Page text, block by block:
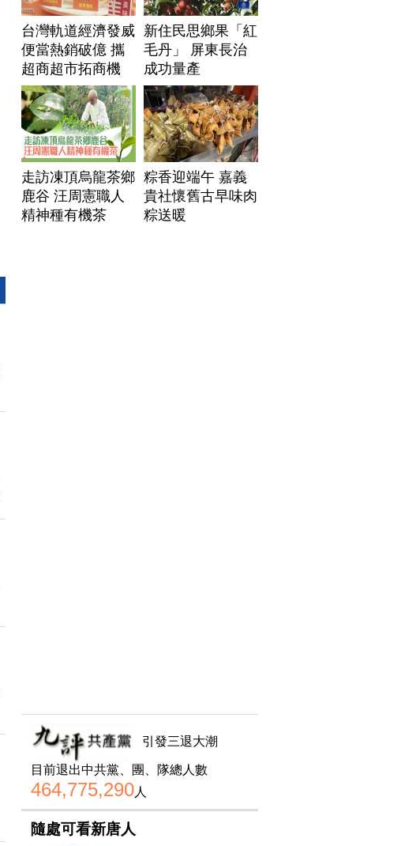
台灣軌道經濟發威
便當熱銷破億 攜
超商超市拓商機
新住民思鄉果「紅
毛丹」 屏東長治
成功量產
走訪凍頂烏龍茶鄉
鹿谷 汪周憲職人
精神種有機茶
粽香迎端午 嘉義
貴社懷舊古早味肉
粽送暖
引發三退大潮
目前退出中共黨、團、隊總人數
464,775,290人
隨處可看新唐人